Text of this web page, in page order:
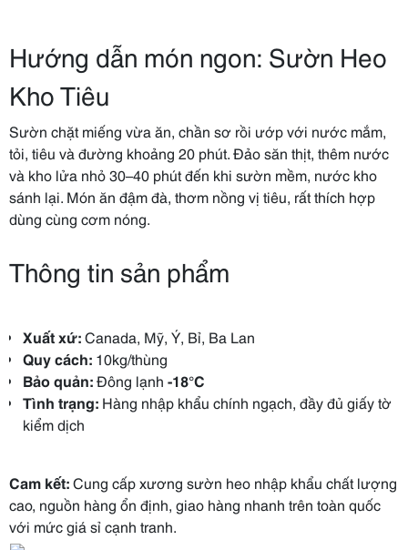
Hướng dẫn món ngon: Sườn Heo
Kho Tiêu
Sườn chặt miếng vừa ăn, chần sơ rồi ướp với nước mắm,
tỏi, tiêu và đường khoảng 20 phút. Đảo săn thịt, thêm nước
và kho lửa nhỏ 30–40 phút đến khi sườn mềm, nước kho
sánh lại. Món ăn đậm đà, thơm nồng vị tiêu, rất thích hợp
dùng cùng cơm nóng.
Thông tin sản phẩm
Xuất xứ:Canada, Mỹ, Ý, Bỉ, Ba Lan
Quy cách: 10kg/thùng
Bảo quản:Đông lạnh -18°C
Tình trạng: Hàng nhập khẩu chính ngạch, đầy đủ giấy tờ
kiểm dịch
Cam kết:Cung cấp xương sườn heo nhập khẩu chất lượng
cao, nguồn hàng ổn định, giao hàng nhanh trên toàn quốc
với mức giá sỉ cạnh tranh.